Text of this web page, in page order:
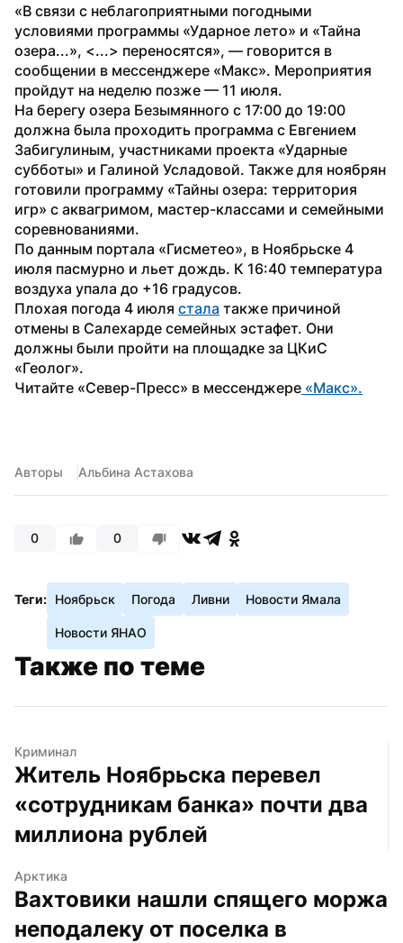
«В связи с неблагоприятными погодными
условиями программы «Ударное лето» и «Тайна
озера...», <...> переносятся», — говорится в
сообщении в мессенджере «Макс». Мероприятия
пройдут на неделю позже — 11 июля.
На берегу озера Безымянного с 17:00 до 19:00
должна была проходить программа с Евгением
Забигулиным, участниками проекта «Ударные
субботы» и Галиной Усладовой. Также для ноябрян
готовили программу «Тайны озера: территория
игр» с аквагримом, мастер-классами и семейными
соревнованиями.
По данным портала «Гисметео», в Ноябрьске 4
июля пасмурно и льет дождь. К 16:40 температура
воздуха упала до +16 градусов.
Плохая погода 4 июля стала также причиной
отмены в Салехарде семейных эстафет. Они
должны были пройти на площадке за ЦКиС
«Геолог».
Читайте «Север-Пресс» в мессенджере «Макс».
Авторы Альбина Астахова
0 0
Теги: Ноябрьск Погода Ливни Новости Ямала
Новости ЯНАО
Также по теме
Криминал
Житель Ноябрьска перевел
«сотрудникам банка» почти два
миллиона рублей
Арктика
Вахтовики нашли спящего моржа
неподалеку от поселка в